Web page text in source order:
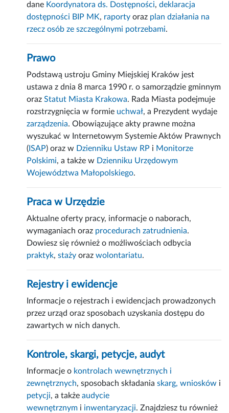
dane Koordynatora ds. Dostępności,deklaracja
dostępności BIP MK, raporty oraz plan działania na
rzecz osób ze szczególnymi potrzebami.
Prawo
Podstawą ustroju Gminy Miejskiej Kraków jest
ustawa z dnia 8 marca 1990 r. o samorządzie gminnym
orazStatut Miasta Krakowa. Rada Miasta podejmuje
rozstrzygnięcia w formie uchwał, a Prezydent wydaje
zarządzenia. Obowiązujące akty prawne można
wyszukać w Internetowym Systemie Aktów Prawnych
( ISAP) oraz w Dzienniku Ustaw RP i Monitorze
Polskimi, a także w Dzienniku Urzędowym
Województwa Małopolskiego.
Praca w Urzędzie
Aktualne oferty pracy, informacje o naborach,
wymaganiach oraz procedurach zatrudnienia.
Dowiesz się również o możliwościach odbycia
praktyk,staży orazwolontariatu.
Rejestry i ewidencje
Informacje o rejestrach i ewidencjach prowadzonych
przez urząd oraz sposobach uzyskania dostępu do
zawartych w nich danych.
Kontrole, skargi, petycje, audyt
Informacje o kontrolach wewnętrznych i
zewnętrznych, sposobach składaniaskarg, wniosków i
petycji, a takżeaudycie
wewnętrznym i inwentaryzacji. Znajdziesz tu również